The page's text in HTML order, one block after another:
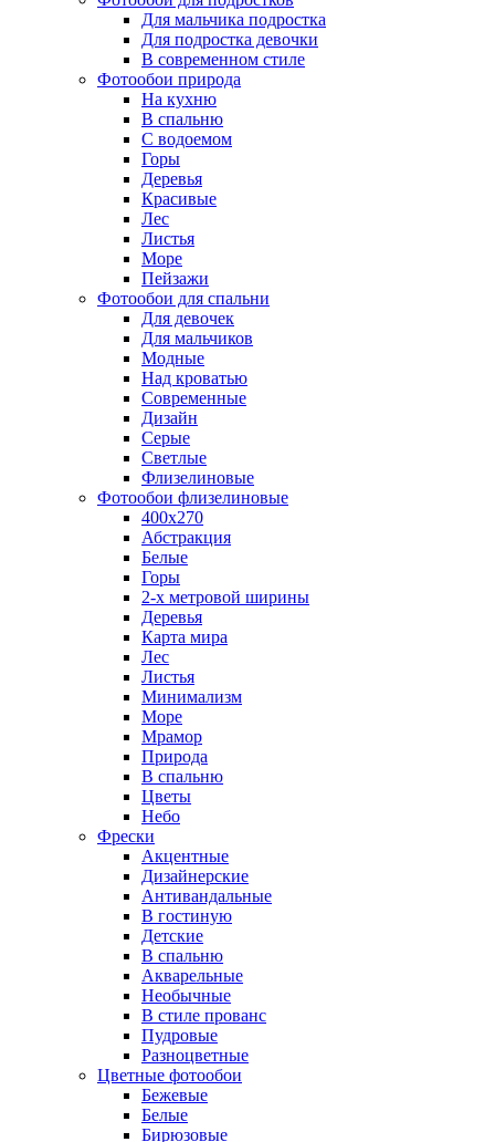
Для мальчика подростка
Для подростка девочки
В современном стиле
Фотообои природа
На кухню
В спальню
С водоемом
Горы
Деревья
Красивые
Лес
Листья
Море
Пейзажи
Фотообои для спальни
Для девочек
Для мальчиков
Модные
Над кроватью
Современные
Дизайн
Серые
Светлые
Флизелиновые
Фотообои флизелиновые
400х270
Абстракция
Белые
Горы
2-х метровой ширины
Деревья
Карта мира
Лес
Листья
Минимализм
Море
Мрамор
Природа
В спальню
Цветы
Небо
Фрески
Акцентные
Дизайнерские
Антивандальные
В гостиную
Детские
В спальню
Акварельные
Необычные
В стиле прованс
Пудровые
Разноцветные
Цветные фотообои
Бежевые
Белые
Бирюзовые